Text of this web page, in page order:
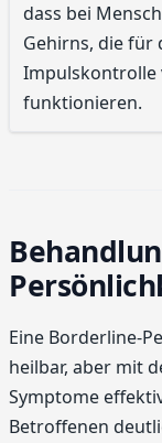
dass bei
Gehirns, die für
Impulskontrolle
funktionieren.
Eine Borderline-
heilbar, aber mit
Symptome
Betroffenen